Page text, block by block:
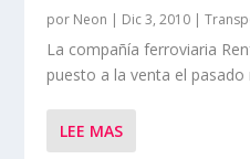
por Neon | Dic 3, 2010 |
La compañía ferroviaria
puesto a la venta el pasado
LEE MAS